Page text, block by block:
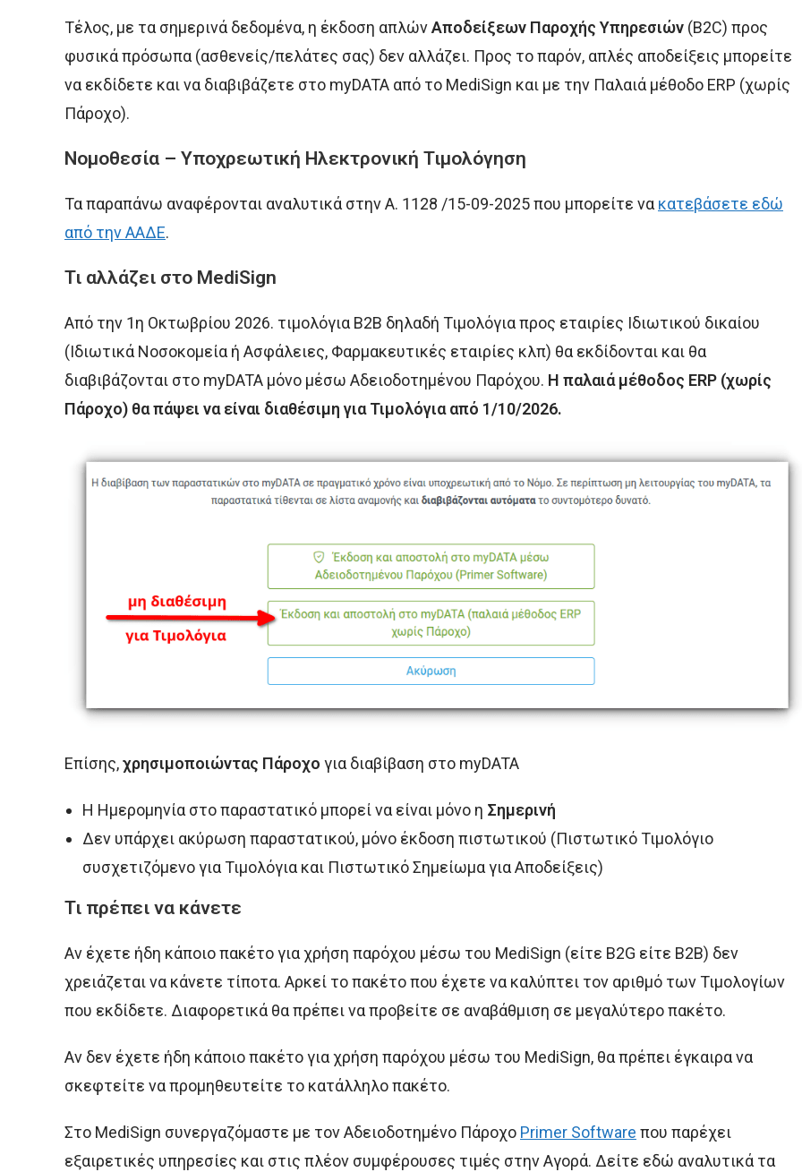
Τέλος, με τα σημερινά δεδομένα, η έκδοση απλώνΑποδείξεων Παροχής Υπηρεσιών (B2C) προς
φυσικά πρόσωπα (ασθενείς/πελάτες σας) δεν αλλάζει. Προς το παρόν, απλές αποδείξεις μπορείτε
να εκδίδετε και να διαβιβάζετε στο myDATA από το MediSign και με την Παλαιά μέθοδο ERP (χωρίς
Πάροχο).
Νομοθεσία – Υποχρεωτική Ηλεκτρονική Τιμολόγηση
Τα παραπάνω αναφέρονται αναλυτικά στην Α. 1128 /15-09-2025 που μπορείτε να κατεβάσετε εδώ
από την ΑΑΔΕ.
Τι αλλάζει στο MediSign
Από την 1η Οκτωβρίου 2026. τιμολόγια B2B δηλαδή Τιμολόγια προς εταιρίες Ιδιωτικού δικαίου
(Ιδιωτικά Νοσοκομεία ή Ασφάλειες, Φαρμακευτικές εταιρίες κλπ) θα εκδίδονται και θα
διαβιβάζονται στο myDATA μόνο μέσω Αδειοδοτημένου Παρόχου. Η παλαιά μέθοδος ERP (χωρίς
Πάροχο) θα πάψει να είναι διαθέσιμη για Τιμολόγια από 1/10/2026.
Επίσης,χρησιμοποιώντας Πάροχο για διαβίβαση στο myDATA
Η Ημερομηνία στο παραστατικό μπορεί να είναι μόνο η Σημερινή
Δεν υπάρχει ακύρωση παραστατικού, μόνο έκδοση πιστωτικού (Πιστωτικό Τιμολόγιο
συσχετιζόμενο για Τιμολόγια και Πιστωτικό Σημείωμα για Αποδείξεις)
Τι πρέπει να κάνετε
Αν έχετε ήδη κάποιο πακέτο για χρήση παρόχου μέσω του MediSign (είτε B2G είτε B2B) δεν
χρειάζεται να κάνετε τίποτα. Αρκεί το πακέτο που έχετε να καλύπτει τον αριθμό των Τιμολογίων
που εκδίδετε. Διαφορετικά θα πρέπει να προβείτε σε αναβάθμιση σε μεγαλύτερο πακέτο.
Αν δεν έχετε ήδη κάποιο πακέτο για χρήση παρόχου μέσω του MediSign, θα πρέπει έγκαιρα να
σκεφτείτε να προμηθευτείτε το κατάλληλο πακέτο.
Στο MediSign συνεργαζόμαστε με τον Αδειοδοτημένο Πάρoχο Primer Software που παρέχει
εξαιρετικές υπηρεσίες και στις πλέον συμφέρουσες τιμές στην Αγορά. Δείτε εδώ αναλυτικά τα